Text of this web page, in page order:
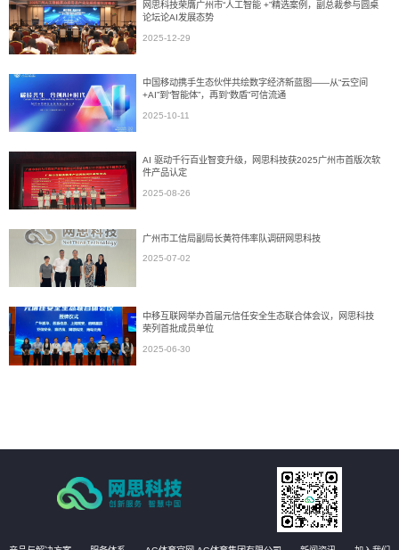
网思科技荣膺广州市“人工智能 +”精选案例，副总裁参与圆桌
论坛论AI发展态势
2025-12-29
中国移动携手生态伙伴共绘数字经济新蓝图——从“云空间
+AI”到“智能体”，再到“数盾”可信流通
2025-10-11
AI 驱动千行百业智变升级，网思科技获2025广州市首版次软
件产品认定
2025-08-26
广州市工信局副局长黄符伟率队调研网思科技
2025-07-02
中移互联网举办首届元信任安全生态联合体会议，网思科技
荣列首批成员单位
2025-06-30